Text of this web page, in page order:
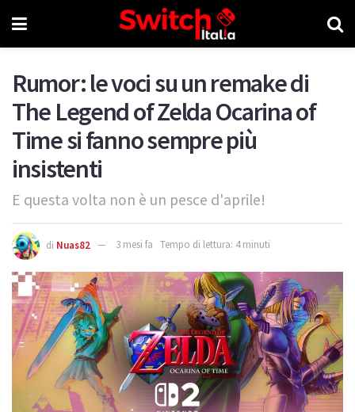
Rumor: le voci su un remake di
The Legend of Zelda Ocarina of
Time si fanno sempre più
insistenti
E questa volta non è un pesce d'aprile!
di Nuas82 3 mesi fa Tempo di lettura: 4 minuti